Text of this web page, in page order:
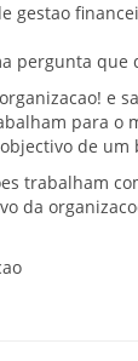
gestao
pergunta que
e
para o
de um
trabalham
da